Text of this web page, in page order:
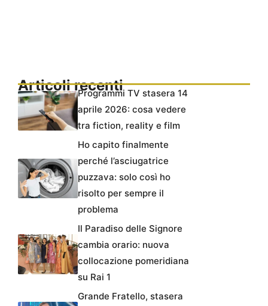
Articoli recentiProgrammi TV stasera 14
aprile 2026: cosa vedere
tra fiction, reality e film
Ho capito finalmente
perché l’asciugatrice
puzzava: solo così ho
risolto per sempre il
problema
Il Paradiso delle Signore
cambia orario: nuova
collocazione pomeridiana
su Rai 1
Grande Fratello, stasera